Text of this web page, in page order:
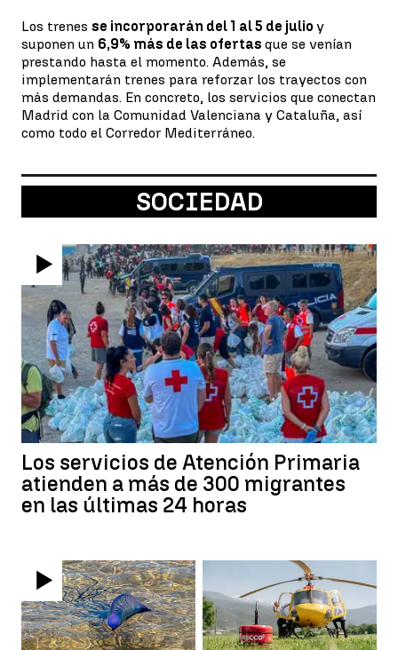
Los trenes se incorporarán del 1 al 5 de julio y
suponen un 6,9% más de las ofertas que se venían
prestando hasta el momento. Además, se
implementarán trenes para reforzar los trayectos con
más demandas. En concreto, los servicios que conectan
Madrid con la Comunidad Valenciana y Cataluña, así
como todo el Corredor Mediterráneo.
SOCIEDAD
Los servicios de Atención Primaria
atienden a más de 300 migrantes
en las últimas 24 horas